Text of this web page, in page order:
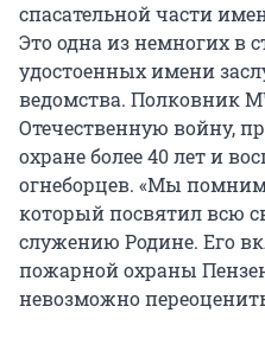
спасательной части
Это одна из немногих в
удостоенных имени
ведомства. Полковник
Отечественную войну,
охране более 40 лет и
огнеборцев. «Мы помним
который посвятил всю
служению Родине. Его
пожарной охраны
невозможно